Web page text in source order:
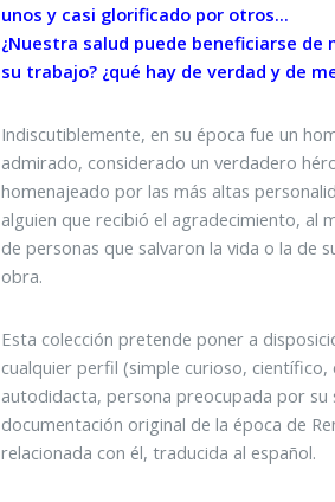
unos y casi glorificado por otros...
¿Nuestra salud puede beneficiarse de
su trabajo? ¿qué hay de verdad y de
Indiscutiblemente, en su época fue un
admirado, considerado un verdadero
homenajeado por las más altas
alguien que recibió el agradecimiento, al
de personas que salvaron la vida o la de
obra.
Esta colección pretende poner a
cualquier perfil (simple curioso, científico,
autodidacta, persona preocupada por su
documentación original de la época de
relacionada con él, traducida al español.